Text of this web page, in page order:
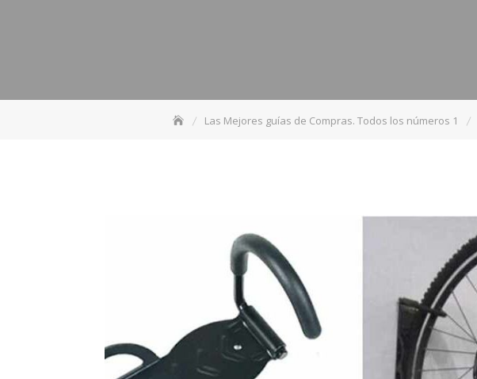
Las Mejores guías de Compras. Todos los números 1